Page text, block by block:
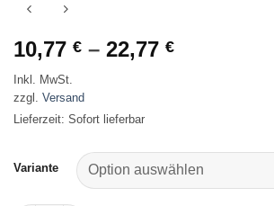
10,77 € – 22,77 €
Inkl. MwSt.
zzgl. Versand
Lieferzeit: Sofort lieferbar
Variante